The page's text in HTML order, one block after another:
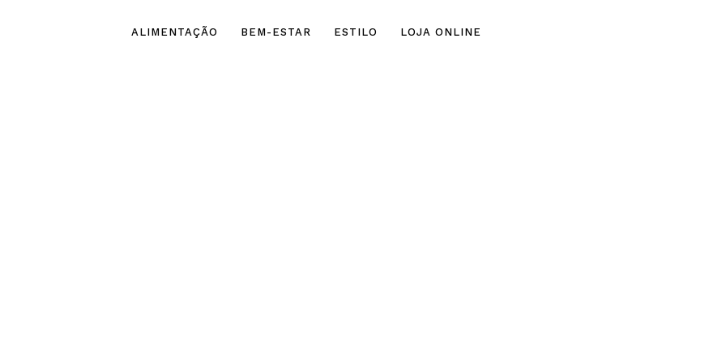
ALIMENTAÇÃO BEM-ESTAR ESTILO LOJA ONLINE